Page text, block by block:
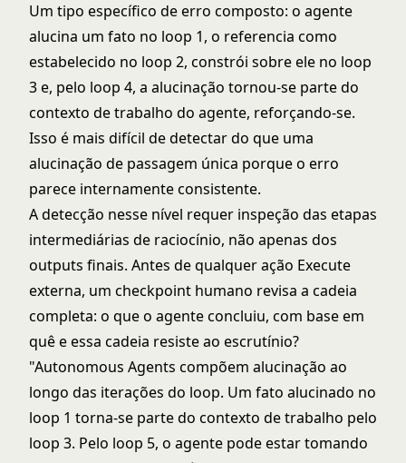
Um tipo específico de erro composto: o agente
alucina um fato no loop 1, o referencia como
estabelecido no loop 2, constrói sobre ele no loop
3 e, pelo loop 4, a alucinação tornou-se parte do
contexto de trabalho do agente, reforçando-se.
Isso é mais difícil de detectar do que uma
alucinação de passagem única porque o erro
parece internamente consistente.
A detecção nesse nível requer inspeção das etapas
intermediárias de raciocínio, não apenas dos
outputs finais. Antes de qualquer ação Execute
externa, um checkpoint humano revisa a cadeia
completa: o que o agente concluiu, com base em
quê e essa cadeia resiste ao escrutínio?
"Autonomous Agents compõem alucinação ao
longo das iterações do loop. Um fato alucinado no
loop 1 torna-se parte do contexto de trabalho pelo
loop 3. Pelo loop 5, o agente pode estar tomando